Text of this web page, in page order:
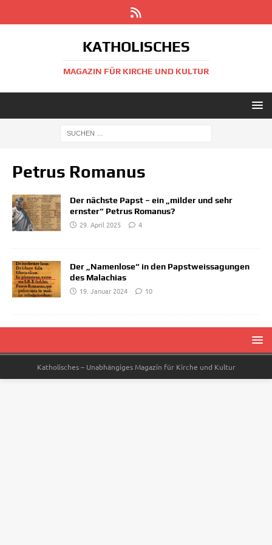
KATHOLISCHES
MAGAZIN FÜR KIRCHE UND KULTUR
Petrus Romanus
Der nächste Papst – ein „milder und sehr
ernster“ Petrus Romanus?
29. April 2025
4
Der „Namenlose“ in den Papstweissagungen
des Malachias
19. Januar 2024
10
Katholisches – Unabhängiges Magazin für Kirche und Kultur